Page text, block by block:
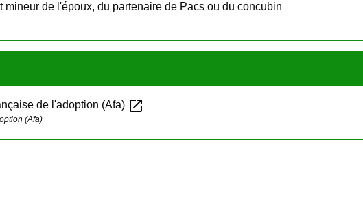
mineur de l'époux, du partenaire de Pacs ou du concubin
de l'adoption (Afa) open_in_new
(Afa)